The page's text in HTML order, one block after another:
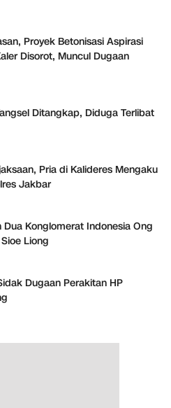
Proyek Betonisasi Aspirasi
Disorot, Muncul Dugaan
Ditangkap, Diduga Terlibat
Pria di Kalideres Mengaku
Jakbar
Dua Konglomerat Indonesia Ong
Liong
Dugaan Perakitan HP